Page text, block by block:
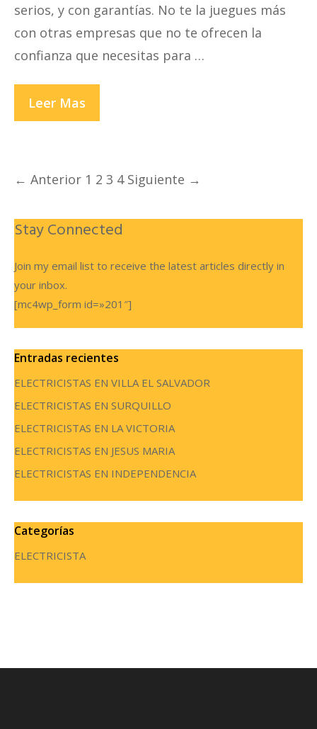
serios, y con garantías. No te la juegues más
con otras empresas que no te ofrecen la
confianza que necesitas para …
Leer Mas
EN
Navegación
entradas
← Anterior 1 2 3 4 Siguiente →
Stay Connected
Join my email list to receive the latest articles directly in
your inbox.
[mc4wp_form id=»201″]
Entradas recientes
ELECTRICISTAS EN VILLA EL SALVADOR
ELECTRICISTAS EN SURQUILLO
ELECTRICISTAS EN LA VICTORIA
ELECTRICISTAS EN JESUS MARIA
ELECTRICISTAS EN INDEPENDENCIA
Categorías
ELECTRICISTA